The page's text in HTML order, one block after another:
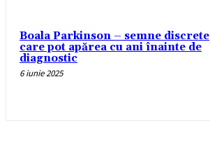
Boala Parkinson – semne discrete
care pot apărea cu ani înainte de
diagnostic
6 iunie 2025